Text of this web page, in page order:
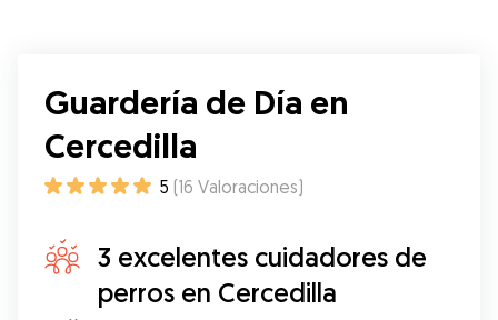
Guardería de Día en
Cercedilla
5 (16 Valoraciones)
3 excelentes cuidadores de
perros en Cercedilla